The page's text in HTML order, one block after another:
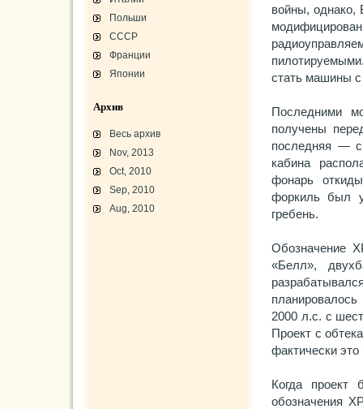
войны,
стать машины с
Последними
получены
последняя — с
кабина
фонарь
форкиль был
гребень.
Обозначение
«Белл»,
2000 л.с. с
Проект с
фактически
Когда проект
обозначения
Польши
СССР
Франции
Японии
Архив
Весь архив
Nov, 2013
Oct, 2010
Sep, 2010
Aug, 2010